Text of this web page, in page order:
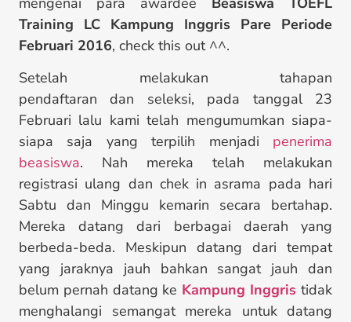
Training LC Kampung Inggris Pare Periode
Februari 2016, check this out ^^.
Setelah melakukan tahapan
pendaftaran dan seleksi, pada tanggal 23
Februari lalu kami telah mengumumkan siapa-
siapa saja yang terpilih menjadi penerima
beasiswa. Nah mereka telah melakukan
registrasi ulang dan chek in asrama pada hari
Sabtu dan Minggu kemarin secara bertahap.
Mereka datang dari berbagai daerah yang
berbeda-beda. Meskipun datang dari tempat
yang jaraknya jauh bahkan sangat jauh dan
belum pernah datang ke Kampung Inggris tidak
menghalangi semangat mereka untuk datang